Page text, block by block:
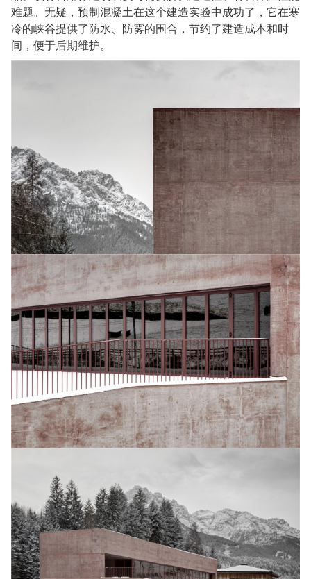
难题。无疑，预制混凝土在这个建造实验中成功了，它在寒
冷的峡谷提供了防水、防雾的围合，节约了建造成本和时
间，便于后期维护。